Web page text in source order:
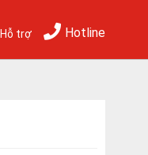
Hỗ trợ Hotline